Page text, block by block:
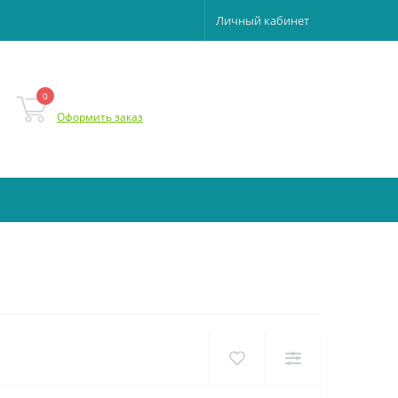
Личный кабинет
0
Оформить заказ